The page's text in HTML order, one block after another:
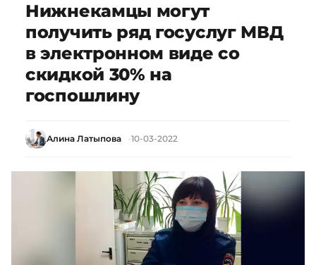
Нижнекамцы могут
получить ряд госуслуг МВД
в электронном виде со
скидкой 30% на
госпошлину
Алина Латыпова 10-03-2022